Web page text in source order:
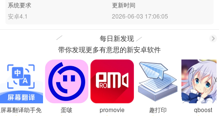
系统要求
安卓4.1
更新时间
2026-06-03 17:06:05
每日新发现
更
多
带你发现更多有意思的新安卓软件
屏幕翻译助手免
蛋啵 promovie 趣打印 qboost